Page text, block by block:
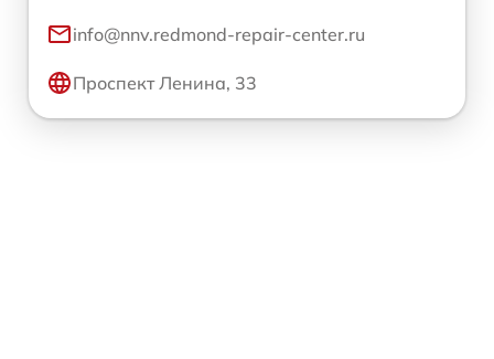
info@nnv.redmond-repair-center.ru
Проспект Ленина, 33